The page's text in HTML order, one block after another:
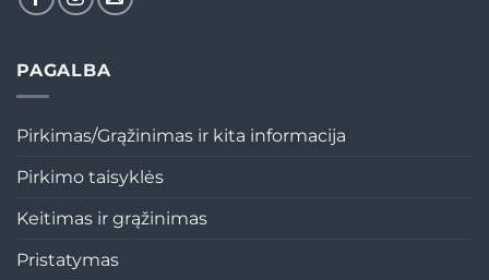
PAGALBA
Pirkimas/Grąžinimas ir kita informacija
Pirkimo taisyklės
Keitimas ir grąžinimas
Pristatymas